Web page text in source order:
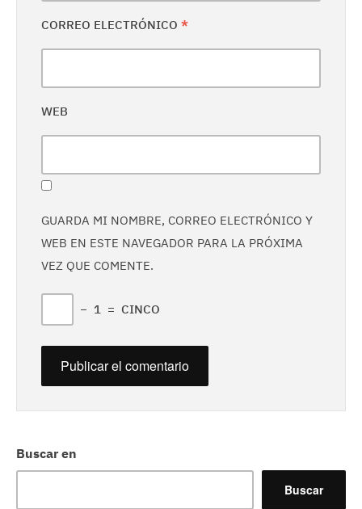
Buscar en
Buscar
CORREO ELECTRÓNICO *
WEB
GUARDA MI NOMBRE, CORREO ELECTRÓNICO Y
WEB EN ESTE NAVEGADOR PARA LA PRÓXIMA
VEZ QUE COMENTE.
− 1 = CINCO